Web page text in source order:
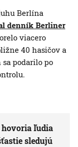
Berlína
denník Berliner
viacero
40 hasičov a
podarilo po
ľudia
sledujú